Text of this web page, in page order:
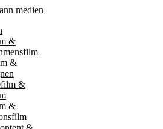
&
&
&
&